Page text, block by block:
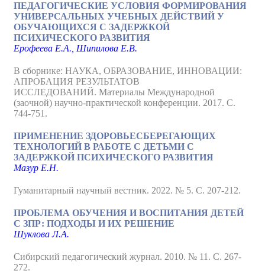
ПЕДАГОГИЧЕСКИЕ УСЛОВИЯ ФОРМИРОВАНИЯ
УНИВЕРСАЛЬНЫХ УЧЕБНЫХ ДЕЙСТВИЙ У
ОБУЧАЮЩИХСЯ С ЗАДЕРЖКОЙ
ПСИХИЧЕСКОГО РАЗВИТИЯ
Ерофеева Е.А., Шипилова Е.В.
В сборнике: НАУКА, ОБРАЗОВАНИЕ, ИННОВАЦИИ:
АПРОБАЦИЯ РЕЗУЛЬТАТОВ
ИССЛЕДОВАНИЙ. Материалы Международной
(заочной) научно-практической конференции. 2017. С.
744-751.
ПРИМЕНЕНИЕ ЗДОРОВЬЕСБЕРЕГАЮЩИХ
ТЕХНОЛОГИЙ В РАБОТЕ С ДЕТЬМИ С
ЗАДЕРЖКОЙ ПСИХИЧЕСКОГО РАЗВИТИЯ
Мазур Е.Н.
Гуманитарный научный вестник. 2022. № 5. С. 207-212.
ПРОБЛЕМА ОБУЧЕНИЯ И ВОСПИТАНИЯ ДЕТЕЙ
С ЗПР: ПОДХОДЫ И ИХ РЕШЕНИЕ
Шуклова Л.А.
Сибирский педагогический журнал. 2010. № 11. С. 267-
272.